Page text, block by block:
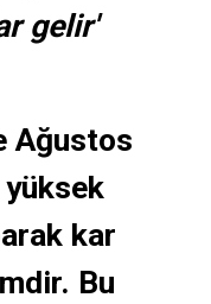
gelir'
Ağustos
kar
Bu